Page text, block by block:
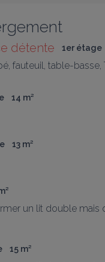
détente 1er étage
fauteuil, table-basse,
14 m²
13 m²
²
un lit double mais
15 m²